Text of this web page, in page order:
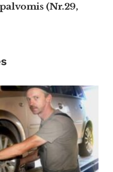
(Nr.29,